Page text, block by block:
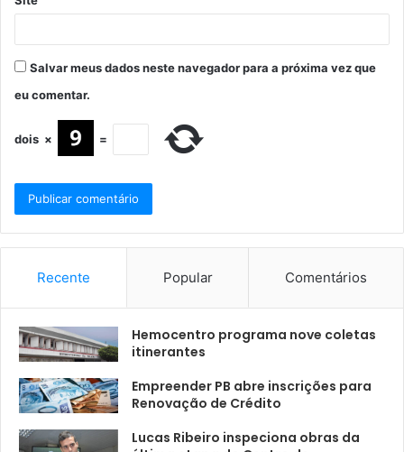
Salvar meus dados neste navegador para a próxima vez que
eu comentar.
dois × =
Recente Popular Comentários
Hemocentro programa nove coletas
itinerantes
Empreender PB abre inscrições para
Renovação de Crédito
Lucas Ribeiro inspeciona obras da